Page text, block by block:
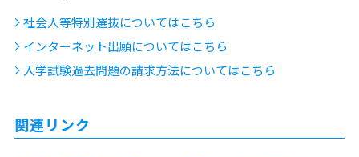
社会人等特別選抜についてはこちら
インターネット出願についてはこちら
入学試験過去問題の請求方法についてはこちら
関連リンク